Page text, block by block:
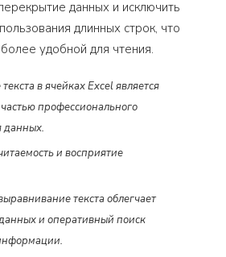
данных и исключить
длинных строк, что
удобной для чтения.
в ячейках Excel является
профессионального
данных.
и восприятие
текста облегчает
и оперативный поиск